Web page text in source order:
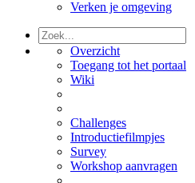
Verken je omgeving
Overzicht
Toegang tot het portaal
Wiki
Challenges
Introductiefilmpjes
Survey
Workshop aanvragen